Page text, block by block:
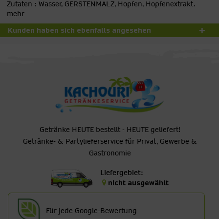
Zutaten : Wasser, GERSTENMALZ, Hopfen, Hopfenextrakt.
mehr
Kunden haben sich ebenfalls angesehen
Getränke HEUTE bestellt - HEUTE geliefert!
Getränke- & Partylieferservice für Privat, Gewerbe &
Gastronomie
Liefergebiet:
nicht ausgewählt
Für jede Google-Bewertung